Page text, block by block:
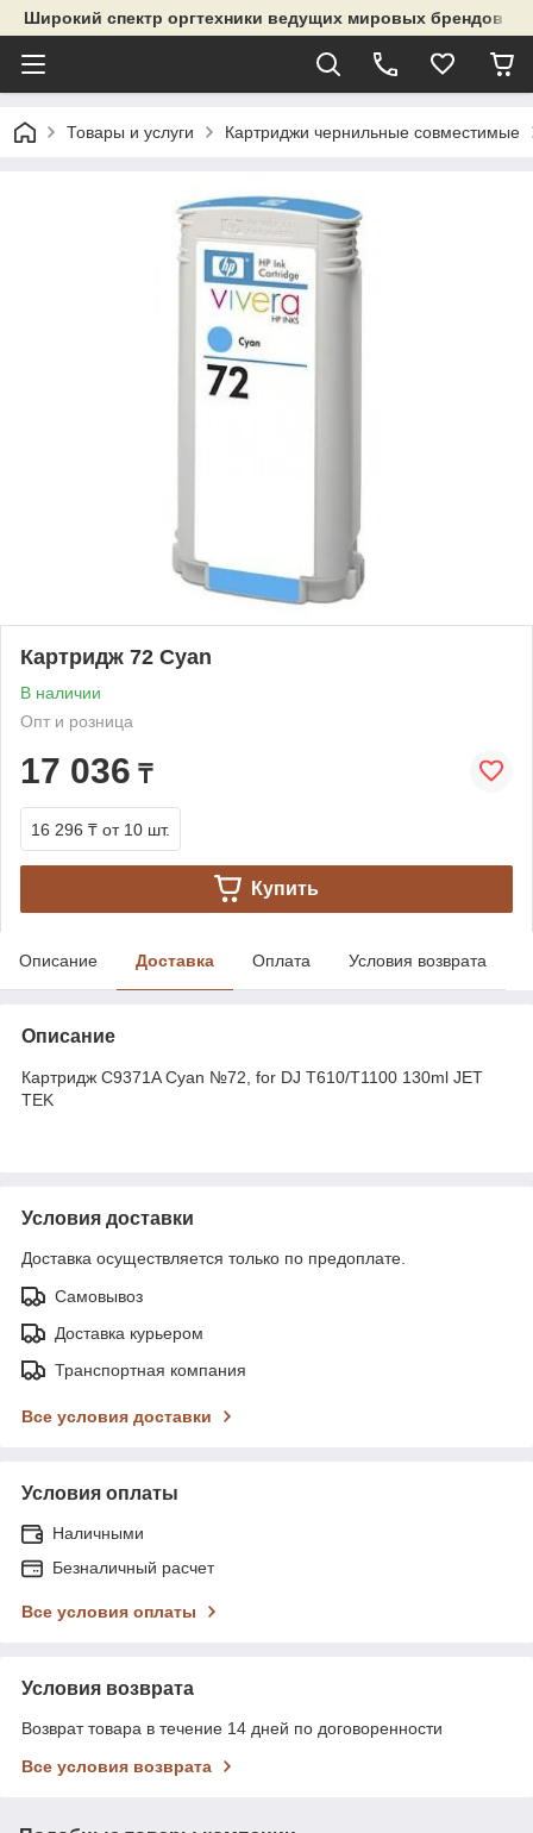
Широкий спектр оргтехники ведущих мировых брендов и
Товары и услуги Картриджи чернильные совместимые
Картридж 72 Cyan
В наличии
Опт и розница
17 036 ₸
16 296 ₸ от 10 шт.
Купить
Описание Доставка Оплата Условия возврата
Описание
Картридж C9371A Cyan №72, for DJ T610/T1100 130ml JET
TEK
Условия доставки
Доставка осуществляется только по предоплате.
Самовывоз
Доставка курьером
Транспортная компания
Все условия доставки
Условия оплаты
Наличными
Безналичный расчет
Все условия оплаты
Условия возврата
Возврат товара в течение 14 дней по договоренности
Все условия возврата